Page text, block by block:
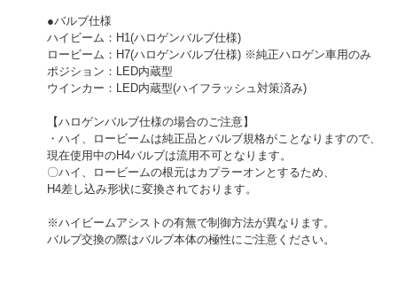
●バルブ仕様
ハイビーム：H1(ハロゲンバルブ仕様)
ロービーム：H7(ハロゲンバルブ仕様) ※純正ハロゲン車用のみ
ポジション：LED内蔵型
ウインカー：LED内蔵型(ハイフラッシュ対策済み)
【ハロゲンバルブ仕様の場合のご注意】
・ハイ、ロービームは純正品とバルブ規格がことなりますので、
現在使用中のH4バルブは流用不可となります。
〇ハイ、ロービームの根元はカプラーオンとするため、
H4差し込み形状に変換されております。
※ハイビームアシストの有無で制御方法が異なります。
バルブ交換の際はバルブ本体の極性にご注意ください。